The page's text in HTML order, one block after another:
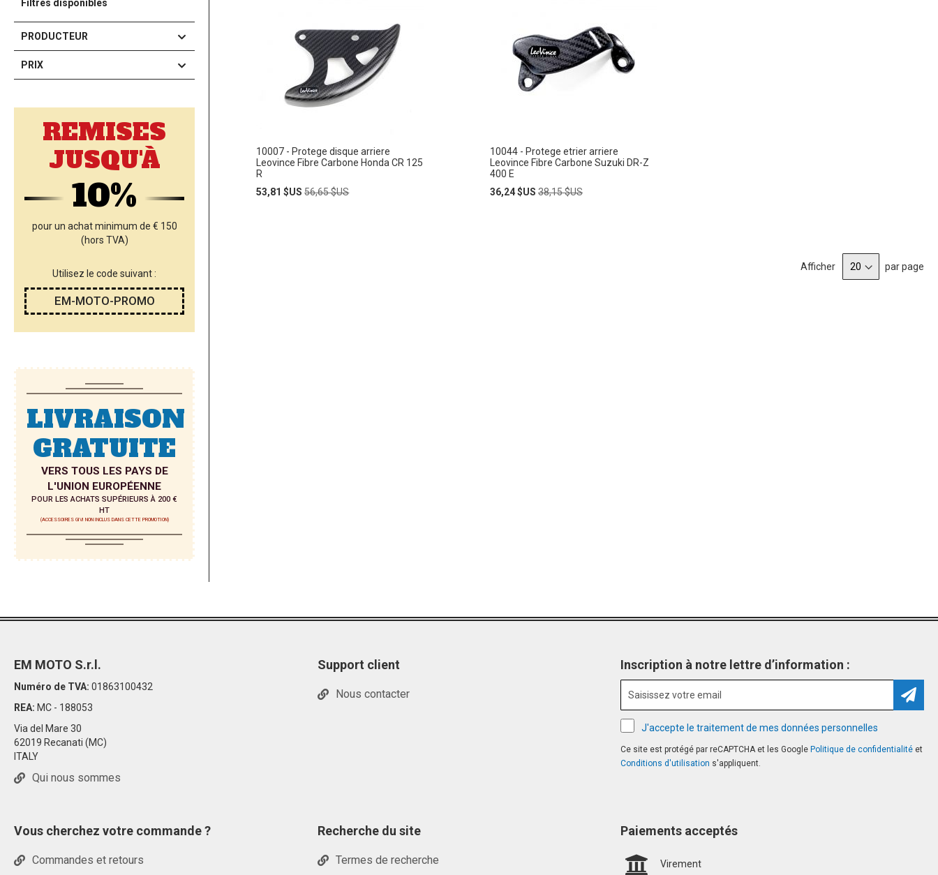
10007 - Protege disque arriere
Leovince Fibre Carbone Honda CR 125
R
Prix
53,81 $US Prix
56,65 $US
10044 - Protege etrier arriere
Leovince Fibre Carbone Suzuki DR-Z
400 E
Prix
36,24 $US Prix
38,15 $US
Afficher par page
Filtres disponibles
PRODUCTEUR
PRIX
REMISES
JUSQU'À
10%
pour un achat minimum de € 150
(hors TVA)
Utilisez le code suivant :
EM-MOTO-PROMO
LIVRAISON
GRATUITE
VERS TOUS LES PAYS DE
L'UNION EUROPÉENNE
POUR LES ACHATS SUPÉRIEURS À 200 €
HT
(ACCESSOIRES GIVI NON INCLUS DANS CETTE PROMOTION)
Inscription à notre lettre d’information :
J'accepte le traitement de mes données personnelles
Ce site est protégé par reCAPTCHA et les Google Politique de confidentialité et
Conditions d'utilisation s'appliquent.
EM MOTO S.r.l.
Numéro de TVA: 01863100432
REA: MC - 188053
Via del Mare 30
62019 Recanati (MC)
ITALY
Qui nous sommes
Support client
Nous contacter
Vous cherchez votre commande ?
Commandes et retours
Recherche du site
Termes de recherche
Paiements acceptés
Virement